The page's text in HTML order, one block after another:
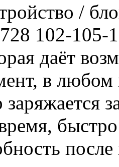
/
102-105-
даёт
в
быстро